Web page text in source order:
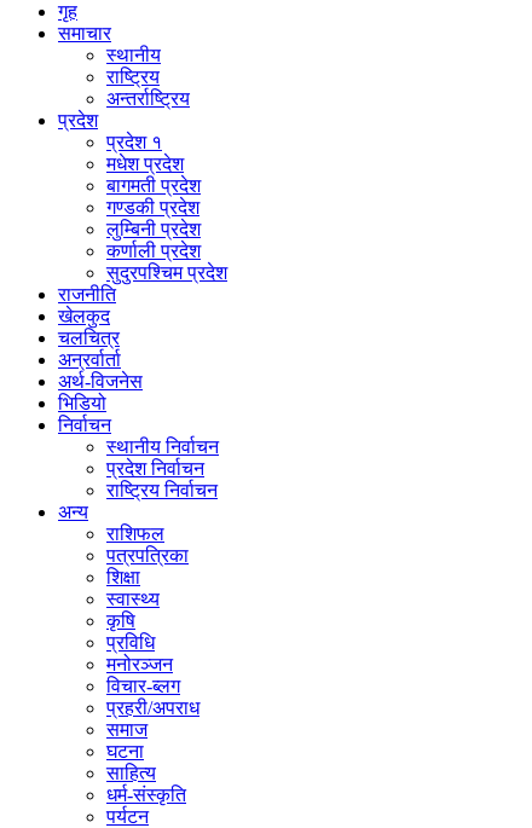
गृह
समाचार
स्थानीय
राष्ट्रिय
अन्तर्राष्ट्रिय
प्रदेश
प्रदेश १
मधेश प्रदेश
बागमती प्रदेश
गण्डकी प्रदेश
लुम्बिनी प्रदेश
कर्णाली प्रदेश
सुदुरपश्चिम प्रदेश
राजनीति
खेलकुद
चलचित्र
अन्रर्वार्ता
अर्थ-विजनेस
भिडियो
निर्वाचन
स्थानीय निर्वाचन
प्रदेश निर्वाचन
राष्ट्रिय निर्वाचन
अन्य
राशिफल
पत्रपत्रिका
शिक्षा
स्वास्थ्य
कृषि
प्रविधि
मनोरञ्जन
विचार-ब्लग
प्रहरी/अपराध
समाज
घटना
साहित्य
धर्म-संस्कृति
पर्यटन